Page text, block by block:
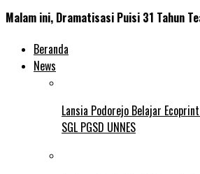
Malam ini, Dramatisasi Puisi 31 Tahun
Beranda
News
Lansia Podorejo Belajar
SGL PGSD UNNES